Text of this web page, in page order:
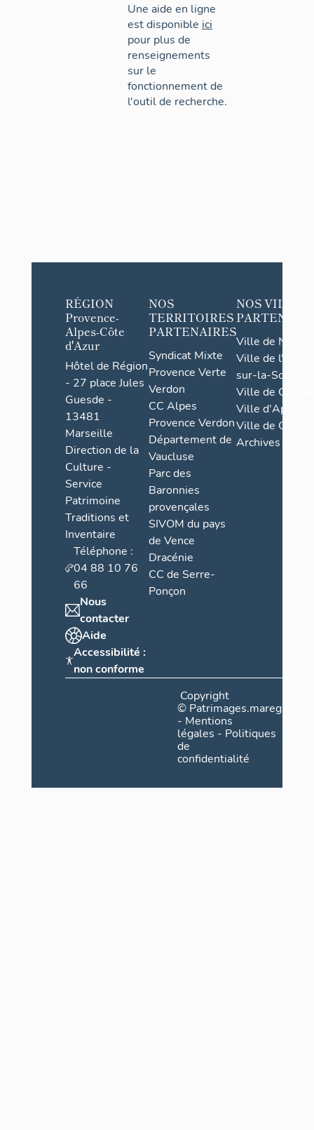
Une aide en ligne
est disponible ici
pour plus de
renseignements
sur le
fonctionnement de
l'outil de recherche.
RÉGION
Provence-
Alpes-Côte
d'Azur
Hôtel de Région
- 27 place Jules
Guesde -
13481
Marseille
Direction de la
Culture -
Service
Patrimoine
Traditions et
Inventaire
Téléphone :
04 88 10 76
66
Nous
contacter
Aide
Accessibilité :
non conforme
NOS
TERRITOIRES
PARTENAIRES
Syndicat Mixte
Provence Verte
Verdon
CC Alpes
Provence Verdon
Département de
Vaucluse
Parc des
Baronnies
provençales
SIVOM du pays
de Vence
Dracénie
CC de Serre-
Ponçon
NOS VILLES
Ville de Nice
Ville de l'Isle-
sur-la-Sorgue
Ville de Grasse
Ville d'Apt
Ville de
Archives
Copyright
©
- Mentions
légales - Politiques
de
confidentialité